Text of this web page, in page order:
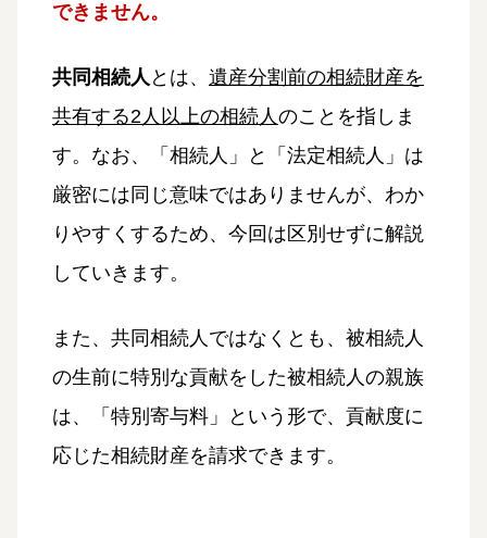
できません。
共同相続人 とは、 遺産分割前の相続財産を
共有する2人以上の相続人のことを指しま
す。なお、「相続人」と「法定相続人」は
厳密には同じ意味ではありませんが、わか
りやすくするため、今回は区別せずに解説
していきます。
また、共同相続人ではなくとも、被相続人
の生前に特別な貢献をした被相続人の親族
は、「特別寄与料」という形で、貢献度に
応じた相続財産を請求できます。